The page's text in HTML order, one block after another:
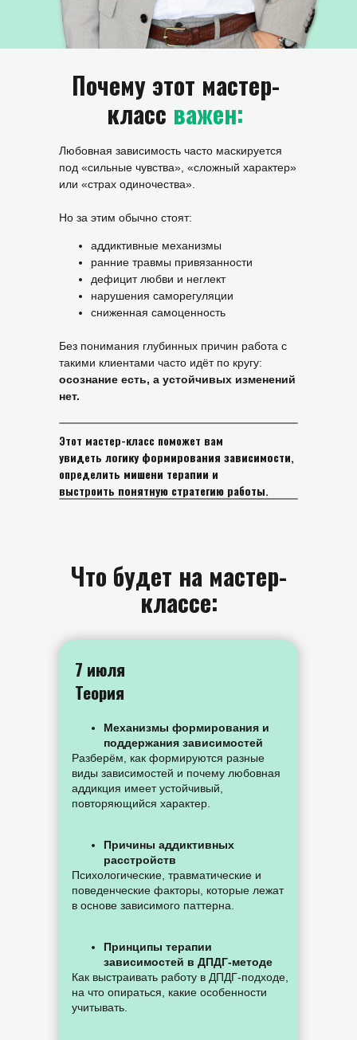
Почему этот мастер-
класс важен:
Любовная зависимость часто маскируется
под «сильные чувства», «сложный характер»
или «страх одиночества».
Но за этим обычно стоят:
аддиктивные механизмы
ранние травмы привязанности
дефицит любви и неглект
нарушения саморегуляции
сниженная самоценность
Без понимания глубинных причин работа с
такими клиентами часто идёт по кругу:
осознание есть, а устойчивых изменений
нет.
Этот мастер-класс поможет вам
увидеть логику формирования зависимости,
определить мишени терапии и
выстроить понятную стратегию работы.
7 июля
Теория
Что будет на мастер-
классе:
Механизмы формирования и
поддержания зависимостей
Разберём, как формируются разные
виды зависимостей и почему любовная
аддикция имеет устойчивый,
повторяющийся характер.
Причины аддиктивных
расстройств
Психологические, травматические и
поведенческие факторы, которые лежат
в основе зависимого паттерна.
Принципы терапии
зависимостей в ДПДГ-методе
Как выстраивать работу в ДПДГ-подходе,
на что опираться, какие особенности
учитывать.